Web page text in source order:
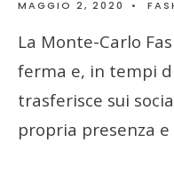
MAGGIO 2, 2020 •
La Monte-Carlo
ferma e, in tempi
trasferisce sui
propria presenza e